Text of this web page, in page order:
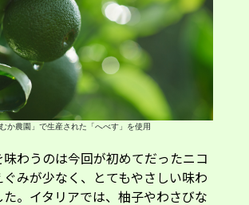
か農園」で生産された「へべす」を使用
味わうのは今回が初めてだったニコ
みが少なく、とてもやさしい味わ
。イタリアでは、柚子やわさびな